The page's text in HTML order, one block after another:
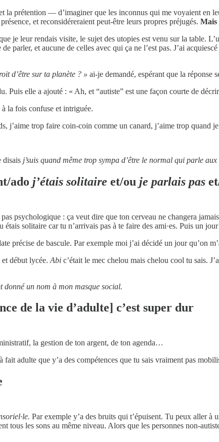
la prétention — d’imaginer que les inconnus qui me voyaient en
et reconsidéreraient peut-être leurs propres préjugés. Mais
je leur rendais visite, le sujet des utopies est venu sur la table.
parler, et aucune de celles avec qui ça ne l’est pas. J’ai
d’être sur ta planète ? » ai-je demandé, espérant que la réponse
Puis elle a ajouté : « Ah, et “autiste” est une façon courte de
la fois confuse et intriguée.
j’aime trop faire coin-coin comme un canard, j’aime trop quand
disais j’suis quand même trop sympa d’être le normal qui parle aux
ado j’étais solitaire et/ou je parlais pas
psychologique : ça veut dire que ton cerveau ne changera
solitaire car tu n’arrivais pas à te faire des ami·es. Puis un
précise de bascule. Par exemple moi j’ai décidé un jour qu’on
début lycée. Abi c’était le mec chelou mais chelou cool tu sais.
donné un nom à mon masque social.
de la vie d’adulte] c’est super dur
la gestion de ton argent, de ton agenda…
fait adulte que y’a des compétences que tu sais vraiment pas
Par exemple y’a des bruits qui t’épuisent. Tu peux aller à
tous les sons au même niveau. Alors que les personnes non-